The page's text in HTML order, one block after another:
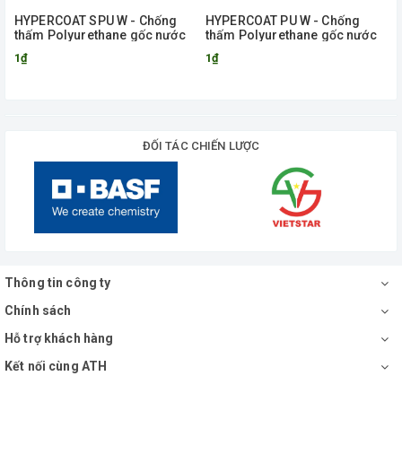
HYPERCOAT SPU W - Chống
thấm Polyurethane gốc nước
1₫
HYPERCOAT PU W - Chống
thấm Polyurethane gốc nước
1₫
ĐỐI TÁC CHIẾN LƯỢC
Thông tin công ty
Chính sách
Hỗ trợ khách hàng
Kết nối cùng ATH